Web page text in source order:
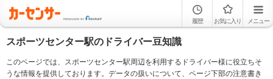
履歴 お気に入り メニュー
スポーツセンター駅のドライバー豆知識
このページでは、スポーツセンター駅周辺を利用するドライバー様に役立ちそ
うな情報を提供しております。データの扱いについて、ページ下部の注意書き